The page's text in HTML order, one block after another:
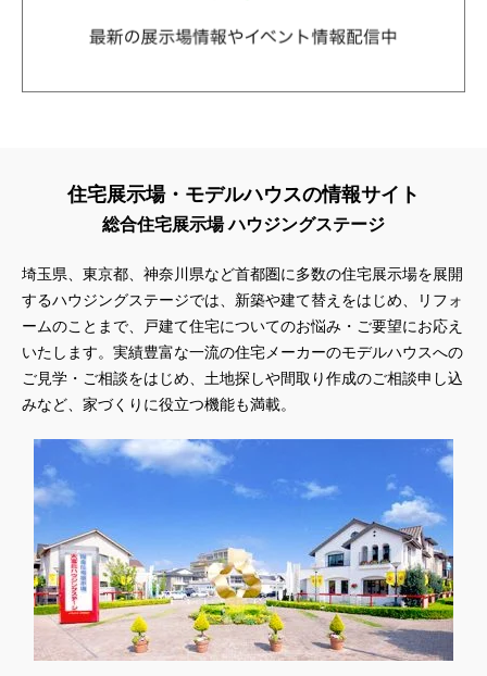
住宅展示場・モデルハウスの情報サイト
総合住宅展示場 ハウジングステージ
埼玉県、東京都、神奈川県など首都圏に多数の住宅展示場を展開
するハウジングステージでは、新築や建て替えをはじめ、リフォ
ームのことまで、戸建て住宅についてのお悩み・ご要望にお応え
いたします。実績豊富な一流の住宅メーカーのモデルハウスへの
ご見学・ご相談をはじめ、土地探しや間取り作成のご相談申し込
みなど、家づくりに役立つ機能も満載。